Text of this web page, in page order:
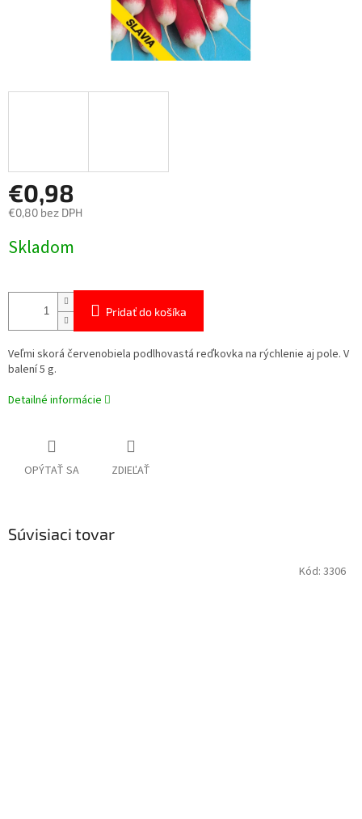
€0,98
€0,80 bez DPH
cena:
Skladom
Pridať do košíka
Veľmi skorá červenobiela podlhovastá reďkovka na rýchlenie aj pole. V
balení 5 g.
Detailné informácie
OPÝTAŤ SA ZDIEĽAŤ
Súvisiaci tovar
Kód: 3306